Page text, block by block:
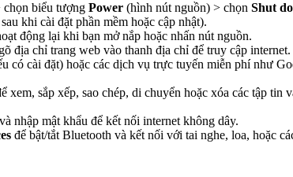
biểu tượng Power (hình nút nguồn) > chọn Shut
khi cài đặt phần mềm hoặc cập nhật).
động lại khi bạn mở nắp hoặc nhấn nút nguồn.
địa chỉ trang web vào thanh địa chỉ để truy cập internet.
cài đặt) hoặc các dịch vụ trực tuyến miễn phí như
xem, sắp xếp, sao chép, di chuyển hoặc xóa các tập tin
nhập mật khẩu để kết nối internet không dây.
để bật/tắt Bluetooth và kết nối với tai nghe, loa, hoặc